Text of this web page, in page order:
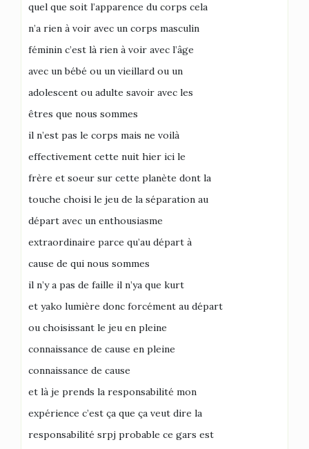
quel que soit l’apparence du corps cela
n’a rien à voir avec un corps masculin
féminin c’est là rien à voir avec l’âge
avec un bébé ou un vieillard ou un
adolescent ou adulte savoir avec les
êtres que nous sommes
il n’est pas le corps mais ne voilà
effectivement cette nuit hier ici le
frère et soeur sur cette planète dont la
touche choisi le jeu de la séparation au
départ avec un enthousiasme
extraordinaire parce qu’au départ à
cause de qui nous sommes
il n’y a pas de faille il n’ya que kurt
et yako lumière donc forcément au départ
ou choisissant le jeu en pleine
connaissance de cause en pleine
connaissance de cause
et là je prends la responsabilité mon
expérience c’est ça que ça veut dire la
responsabilité srpj probable ce gars est